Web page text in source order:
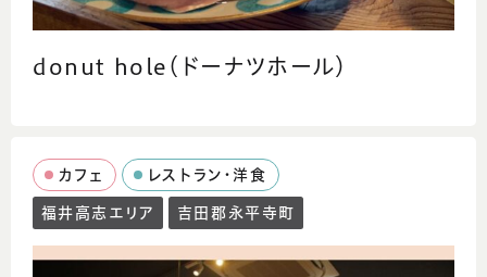
donut hole（ドーナツホール）
カフェ
レストラン・洋食
福井高志エリア
吉田郡永平寺町